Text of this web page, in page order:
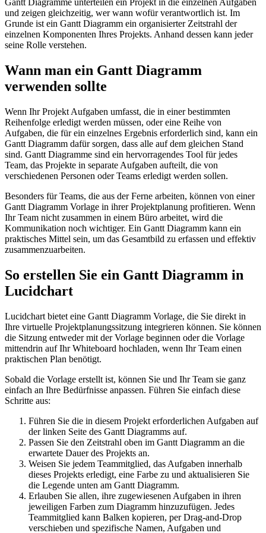
Gantt Diagramme unterteilen ein Projekt in die einzelnen Aufgaben
und zeigen gleichzeitig, wer wann wofür verantwortlich ist. Im
Grunde ist ein Gantt Diagramm ein organisierter Zeitstrahl der
einzelnen Komponenten Ihres Projekts. Anhand dessen kann jeder
seine Rolle verstehen.
Wann man ein Gantt Diagramm
verwenden sollte
Wenn Ihr Projekt Aufgaben umfasst, die in einer bestimmten
Reihenfolge erledigt werden müssen, oder eine Reihe von
Aufgaben, die für ein einzelnes Ergebnis erforderlich sind, kann ein
Gantt Diagramm dafür sorgen, dass alle auf dem gleichen Stand
sind. Gantt Diagramme sind ein hervorragendes Tool für jedes
Team, das Projekte in separate Aufgaben aufteilt, die von
verschiedenen Personen oder Teams erledigt werden sollen.
Besonders für Teams, die aus der Ferne arbeiten, können von einer
Gantt Diagramm Vorlage in ihrer Projektplanung profitieren. Wenn
Ihr Team nicht zusammen in einem Büro arbeitet, wird die
Kommunikation noch wichtiger. Ein Gantt Diagramm kann ein
praktisches Mittel sein, um das Gesamtbild zu erfassen und effektiv
zusammenzuarbeiten.
So erstellen Sie ein Gantt Diagramm in
Lucidchart
Lucidchart bietet eine Gantt Diagramm Vorlage, die Sie direkt in
Ihre virtuelle Projektplanungssitzung integrieren können. Sie können
die Sitzung entweder mit der Vorlage beginnen oder die Vorlage
mittendrin auf Ihr Whiteboard hochladen, wenn Ihr Team einen
praktischen Plan benötigt.
Sobald die Vorlage erstellt ist, können Sie und Ihr Team sie ganz
einfach an Ihre Bedürfnisse anpassen. Führen Sie einfach diese
Schritte aus:
Führen Sie die in diesem Projekt erforderlichen Aufgaben auf
der linken Seite des Gantt Diagramms auf.
Passen Sie den Zeitstrahl oben im Gantt Diagramm an die
erwartete Dauer des Projekts an.
Weisen Sie jedem Teammitglied, das Aufgaben innerhalb
dieses Projekts erledigt, eine Farbe zu und aktualisieren Sie
die Legende unten am Gantt Diagramm.
Erlauben Sie allen, ihre zugewiesenen Aufgaben in ihren
jeweiligen Farben zum Diagramm hinzuzufügen. Jedes
Teammitglied kann Balken kopieren, per Drag-and-Drop
verschieben und spezifische Namen, Aufgaben und